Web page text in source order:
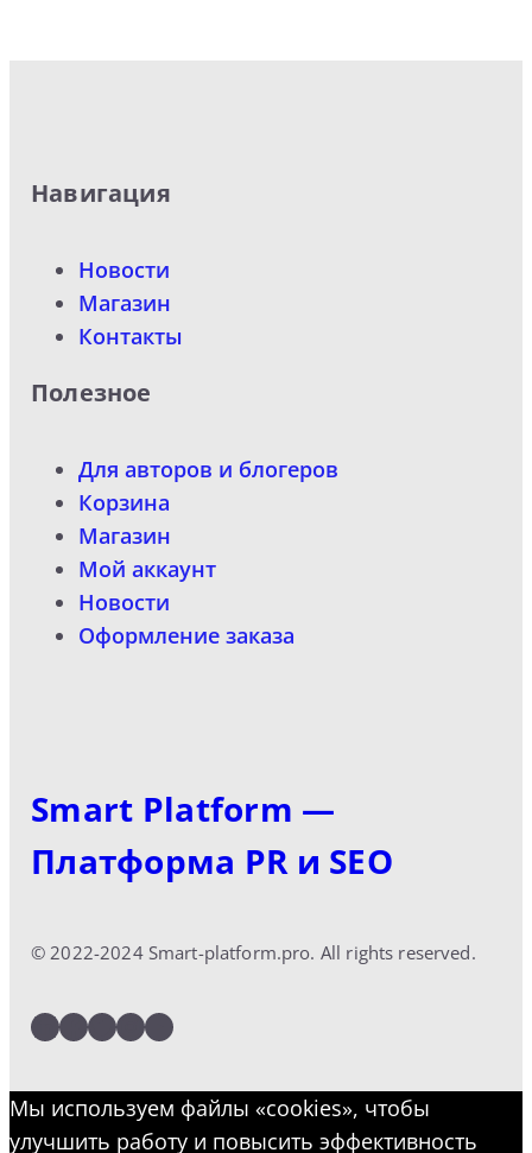
Навигация
Новости
Магазин
Контакты
Полезное
Для авторов и блогеров
Корзина
Магазин
Мой аккаунт
Новости
Оформление заказа
Smart Platform —
Платформа PR и SEO
© 2022-2024 Smart-platform.pro. All rights reserved.
LinkedIn
Facebook
Twitter
Instagram
YouTube
Мы используем файлы «cookies», чтобы
улучшить работу и повысить эффективность